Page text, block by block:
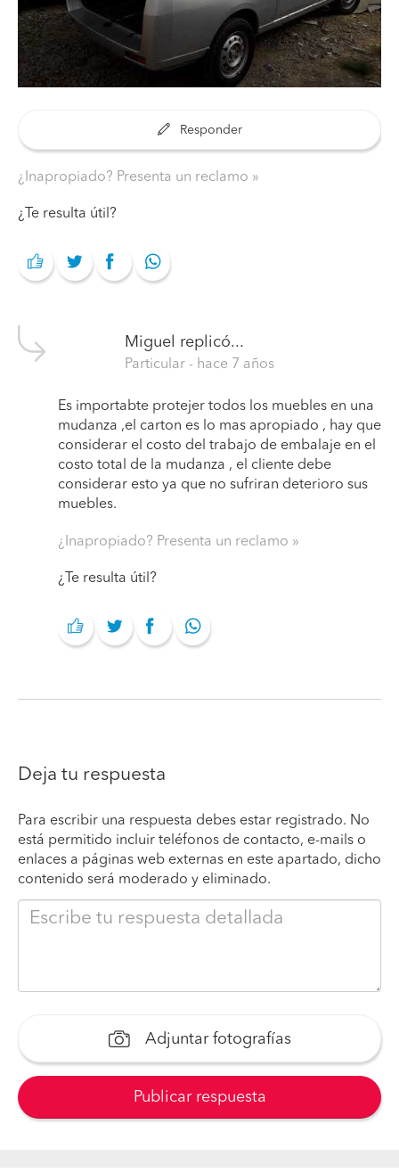
Responder
¿Inapropiado? Presenta un reclamo
¿Te resulta útil?
Miguel replicó...
Particular - hace 7 años
Es importabte protejer todos los muebles en una
mudanza ,el carton es lo mas apropiado , hay que
considerar el costo del trabajo de embalaje en el
costo total de la mudanza , el cliente debe
considerar esto ya que no sufriran deterioro sus
muebles.
¿Inapropiado? Presenta un reclamo
¿Te resulta útil?
Deja tu respuesta
Para escribir una respuesta debes estar registrado. No
está permitido incluir teléfonos de contacto, e-mails o
enlaces a páginas web externas en este apartado, dicho
contenido será moderado y eliminado.
Adjuntar fotografías
Publicar respuesta